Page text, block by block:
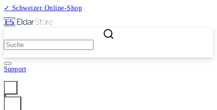
✓ Schweizer Online-Shop
Support